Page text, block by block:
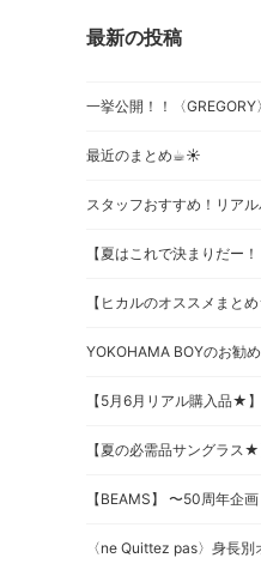
最新の投稿
最近のまとめ☕︎☀︎
スタッフおすすめ！リアル
【夏はこれで決まりだー！
【ヒカルのオススメまと
YOKOHAMA BOYのお勧
【5月6月リアル購入品★】
【夏の必需品サングラス★
【BEAMS】 〜50周年企